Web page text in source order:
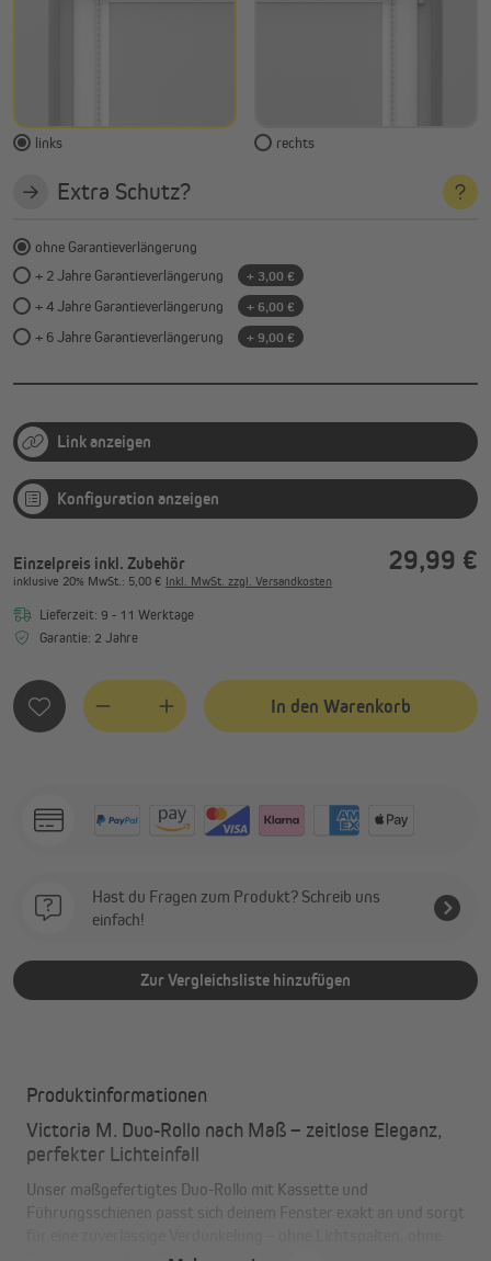
links rechts
Extra Schutz?
ohne Garantieverlängerung
+ 2 Jahre Garantieverlängerung
+ 3,00 €
+ 4 Jahre Garantieverlängerung + 6,00 €
+ 6 Jahre Garantieverlängerung + 9,00 €
Link anzeigen
Konfiguration anzeigen
Einzelpreis inkl. Zubehör
inklusive 20% MwSt.: 5,00 € Inkl. MwSt. zzgl. Versandkosten
Lieferzeit: 9 - 11 Werktage
Garantie: 2 Jahre
29,99 €
In den Warenkorb
Hast du Fragen zum Produkt? Schreib uns
einfach!
Zur Vergleichsliste hinzufügen
Produktinformationen
Victoria M. Duo-Rollo nach Maß – zeitlose Eleganz,
perfekter Lichteinfall
Unser maßgefertigtes Duo-Rollo mit Kassette und
Führungsschienen passt sich deinem Fenster exakt an und sorgt